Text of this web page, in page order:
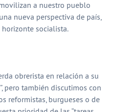
a nuestro pueblo
nueva perspectiva de país,
socialista.
obrerista en relación a su
pero también discutimos con
reformistas, burgueses o de